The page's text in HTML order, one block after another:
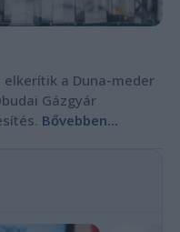
a Duna-meder
Gázgyár
Bővebben...